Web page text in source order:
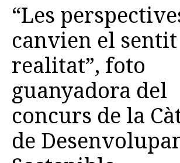
DOCÈNCIA
INSTITUCIÓ
VIDA AL CAMPUS
COMUNITAT URV
REPORTATGES
Més categories
“Les
canvien el
realitat”, foto
guanyadora del
concurs de la
de